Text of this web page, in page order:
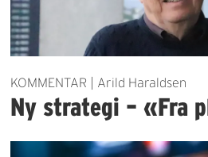
KOMMENTAR | Arild Haraldsen
Ny strategi –